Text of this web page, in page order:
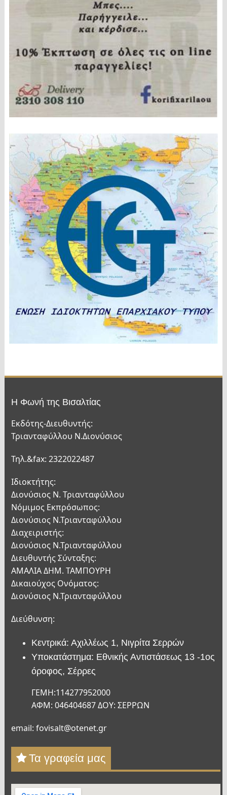
Η Φωνή της Βισαλτίας
Εκδότης-Διευθυντής:
Τριανταφύλλου Ν.Διονύσιος
Τηλ.&fax: 2322022487
Ιδιοκτήτης:
Διονύσιος Ν. Τριανταφύλλου
Νόμιμος Εκπρόσωπος:
Διονύσιος Ν.Τριανταφύλλου
Διαχειριστής:
Διονύσιος Ν.Τριανταφύλλου
Διευθυντής Σύνταξης:
ΑΜΑΛΙΑ ΔΗΜ. ΤΑΜΠΟΥΡΗ
Δικαιούχος Ονόματος:
Διονύσιος Ν.Τριανταφύλλου
Διεύθυνση:
Κεντρικά: Αχιλλέως 1, Νιγρίτα Σερρών
Υποκατάστημα: Εθνικής Αντιστάσεως 13 -1ος
όροφος, Σέρρες
ΓΕΜΗ:114277952000
ΑΦΜ: 046404687 ΔΟΥ: ΣΕΡΡΩΝ
email: fovisalt@otenet.gr
Τα γραφεία μας